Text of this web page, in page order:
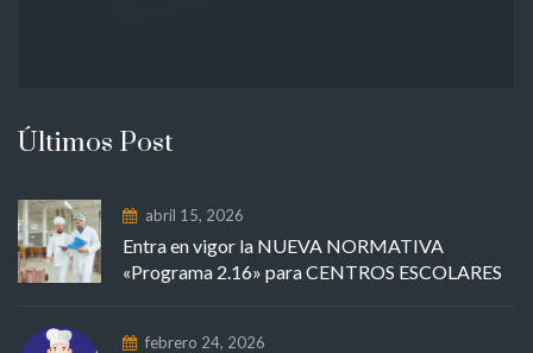
Últimos Post
abril 15, 2026
Entra en vigor la NUEVA NORMATIVA
«Programa 2.16» para CENTROS ESCOLARES
febrero 24, 2026